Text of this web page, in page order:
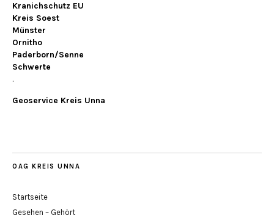
Kranichschutz EU
Kreis Soest
Münster
Ornitho
Paderborn/Senne
Schwerte
.
Geoservice Kreis Unna
OAG KREIS UNNA
Startseite
Gesehen – Gehört